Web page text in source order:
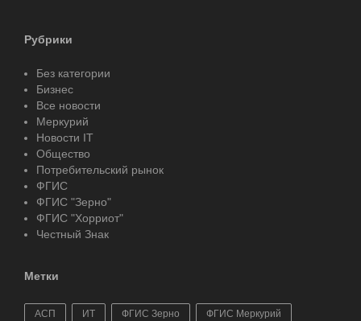
Рубрики
Без категории
Бизнес
Все новости
Меркурий
Новости IT
Общество
Потребительский рынок
ФГИС
ФГИС "Зерно"
ФГИС "Хорриот"
Честный Знак
Метки
АСП ИТ ФГИС Зерно ФГИС Меркурий